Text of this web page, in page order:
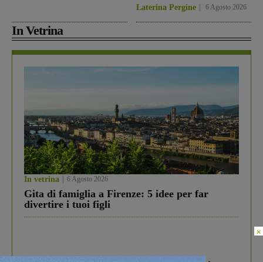
Laterina Pergine 6 Agosto 2026
In Vetrina
In vetrina 6 Agosto 2026
Gita di famiglia a Firenze: 5 idee per far
divertire i tuoi figli
×